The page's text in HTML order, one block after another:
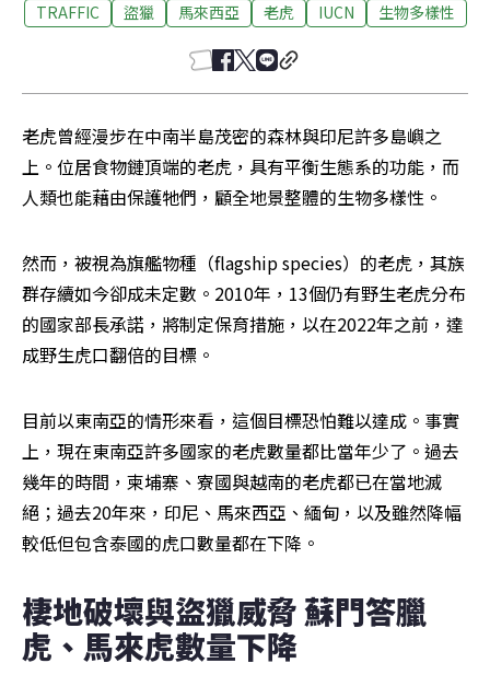
TRAFFIC
盜獵 馬來西亞 老虎 IUCN 生物多樣性
老虎曾經漫步在中南半島茂密的森林與印尼許多島嶼之
上。位居食物鏈頂端的老虎，具有平衡生態系的功能，而
人類也能藉由保護牠們，顧全地景整體的生物多樣性。
然而，被視為旗艦物種（flagship species）的老虎，其族
群存續如今卻成未定數。2010年，13個仍有野生老虎分布
的國家部長承諾，將制定保育措施，以在2022年之前，達
成野生虎口翻倍的目標。
目前以東南亞的情形來看，這個目標恐怕難以達成。事實
上，現在東南亞許多國家的老虎數量都比當年少了。過去
幾年的時間，柬埔寨、寮國與越南的老虎都已在當地滅
絕；過去20年來，印尼、馬來西亞、緬甸，以及雖然降幅
較低但包含泰國的虎口數量都在下降。
棲地破壞與盜獵威脅 蘇門答臘
虎、馬來虎數量下降